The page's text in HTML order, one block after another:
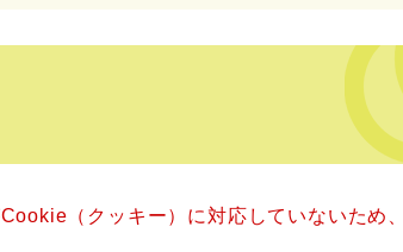
（クッキー）に対応していないため